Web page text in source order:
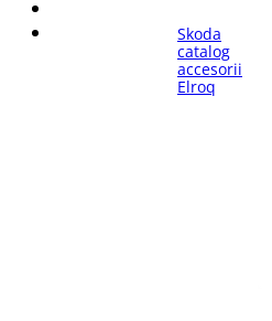
Skoda
catalog
accesorii
Elroq